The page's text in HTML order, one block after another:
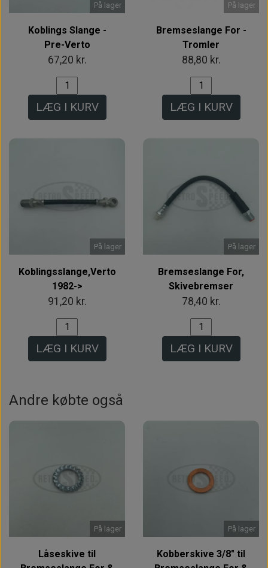
På lager
Koblings Slange -
Pre-Verto
67,20 kr.
LÆG I KURV
På lager
Bremseslange For -
Tromler
88,80 kr.
LÆG I KURV
På lager
Koblingsslange,Verto
1982->
91,20 kr.
LÆG I KURV
På lager
Bremseslange For,
Skivebremser
78,40 kr.
LÆG I KURV
Andre købte også
På lager
Låseskive til
På lager
Kobberskive 3/8" til